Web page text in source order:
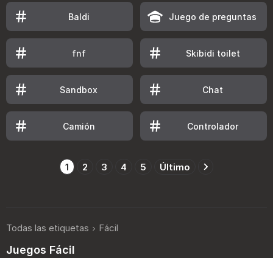
Baldi Juego de preguntas
fnf Skibidi toilet
Sandbox Chat
Camión Controlador
1 2 3 4 5 Último
Todas las etiquetas Fácil
Juegos Fácil